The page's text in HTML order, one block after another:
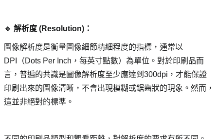
🔹 解析度 (Resolution)：
圖像解析度是衡量圖像細節精細程度的指標，通常以
DPI（Dots Per Inch，每英寸點數）為單位。對於印刷品而
言，普遍的共識是圖像解析度至少應達到300dpi，才能保證
印刷出來的圖像清晰，不會出現模糊或鋸齒狀的現象。然而，
這並非絕對的標準。